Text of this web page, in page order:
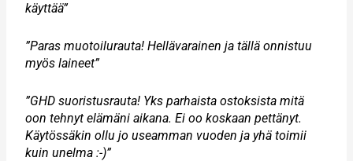
käyttää”
”Paras muotoilurauta! Hellävarainen ja tällä onnistuu
myös laineet”
”GHD suoristusrauta! Yks parhaista ostoksista mitä
oon tehnyt elämäni aikana. Ei oo koskaan pettänyt.
Käytössäkin ollu jo useamman vuoden ja yhä toimii
kuin unelma :-)”